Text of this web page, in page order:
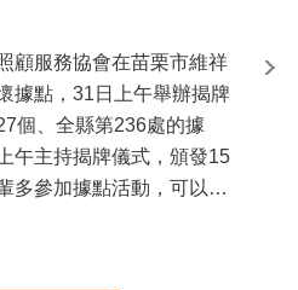
顧服務協會在苗栗市維祥
據點，31日上午舉辦揭牌
個、全縣第236處的據
午主持揭牌儀式，頒發15
多參加據點活動，可以更
國